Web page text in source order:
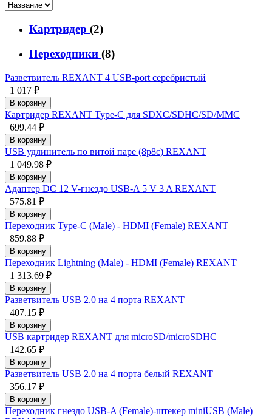
Картридер (2)
Переходники (8)
Разветвитель REXANT 4 USB-port серебристый
1 017 ₽
В корзину
Картридер REXANT Type-C для SDXC/SDHC/SD/MMC
699.44 ₽
В корзину
USB удлинитель по витой паре (8p8c) REXANT
1 049.98 ₽
В корзину
Адаптер DC 12 V-гнездо USB-A 5 V 3 A REXANT
575.81 ₽
В корзину
Переходник Type-C (Male) - HDMI (Female) REXANT
859.88 ₽
В корзину
Переходник Lightning (Male) - HDMI (Female) REXANT
1 313.69 ₽
В корзину
Разветвитель USB 2.0 на 4 порта REXANT
407.15 ₽
В корзину
USB картридер REXANT для microSD/microSDHC
142.65 ₽
В корзину
Разветвитель USB 2.0 на 4 порта белый REXANT
356.17 ₽
В корзину
Переходник гнездо USB-A (Female)-штекер miniUSB (Male)